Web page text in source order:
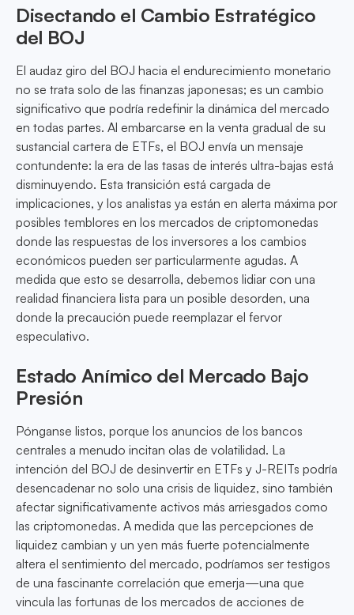
Disectando el Cambio Estratégico
del BOJ
El audaz giro del BOJ hacia el endurecimiento monetario
no se trata solo de las finanzas japonesas; es un cambio
significativo que podría redefinir la dinámica del mercado
en todas partes. Al embarcarse en la venta gradual de su
sustancial cartera de ETFs, el BOJ envía un mensaje
contundente: la era de las tasas de interés ultra-bajas está
disminuyendo. Esta transición está cargada de
implicaciones, y los analistas ya están en alerta máxima por
posibles temblores en los mercados de criptomonedas
donde las respuestas de los inversores a los cambios
económicos pueden ser particularmente agudas. A
medida que esto se desarrolla, debemos lidiar con una
realidad financiera lista para un posible desorden, una
donde la precaución puede reemplazar el fervor
especulativo.
Estado Anímico del Mercado Bajo
Presión
Pónganse listos, porque los anuncios de los bancos
centrales a menudo incitan olas de volatilidad. La
intención del BOJ de desinvertir en ETFs y J-REITs podría
desencadenar no solo una crisis de liquidez, sino también
afectar significativamente activos más arriesgados como
las criptomonedas. A medida que las percepciones de
liquidez cambian y un yen más fuerte potencialmente
altera el sentimiento del mercado, podríamos ser testigos
de una fascinante correlación que emerja—una que
vincula las fortunas de los mercados de acciones de